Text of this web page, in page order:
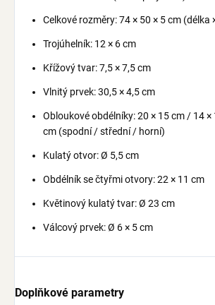
Celkové rozměry: 74 × 50 × 5 cm (délka
Trojúhelník: 12 × 6 cm
Křížový tvar: 7,5 × 7,5 cm
Vlnitý prvek: 30,5 × 4,5 cm
Obloukové obdélníky: 20 × 15 cm / 14 ×
cm (spodní / střední / horní)
Kulatý otvor: Ø 5,5 cm
Obdélník se čtyřmi otvory: 22 × 11 cm
Květinový kulatý tvar: Ø 23 cm
Válcový prvek: Ø 6 × 5 cm
Doplňkové parametry